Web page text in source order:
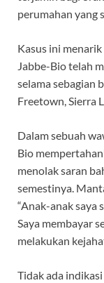
perumahan yang
Kasus ini
Jabbe-Bio telah
selama sebagian
Freetown, Sierra
Dalam sebuah
Bio
menolak saran
semestinya.
“Anak-anak saya
Saya membayar
melakukan
Tidak ada